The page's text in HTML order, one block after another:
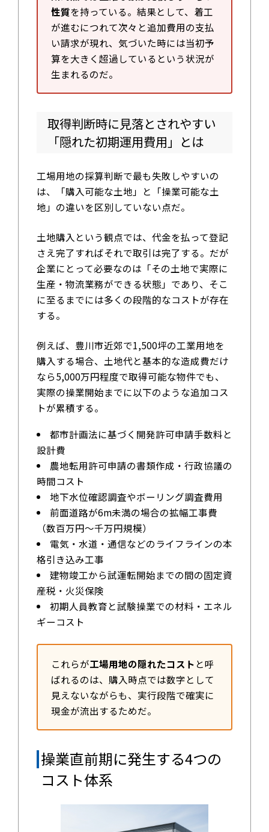
性質を持っている。結果として、着工
が進むにつれて次々と追加費用の支払
い請求が現れ、気づいた時には当初予
算を大きく超過しているという状況が
生まれるのだ。
取得判断時に見落とされやすい
「隠れた初期運用費用」とは
工場用地の採算判断で最も失敗しやすいの
は、「購入可能な土地」と「操業可能な土
地」の違いを区別していない点だ。
土地購入という観点では、代金を払って登記
さえ完了すればそれで取引は完了する。だが
企業にとって必要なのは「その土地で実際に
生産・物流業務ができる状態」であり、そこ
に至るまでには多くの段階的なコストが存在
する。
例えば、豊川市近郊で1,500坪の工業用地を
購入する場合、土地代と基本的な造成費だけ
なら5,000万円程度で取得可能な物件でも、
実際の操業開始までに以下のような追加コス
トが累積する。
都市計画法に基づく開発許可申請手数料と
設計費
農地転用許可申請の書類作成・行政協議の
時間コスト
地下水位確認調査やボーリング調査費用
前面道路が6m未満の場合の拡幅工事費
（数百万円〜千万円規模）
電気・水道・通信などのライフラインの本
格引き込み工事
建物竣工から試運転開始までの間の固定資
産税・火災保険
初期人員教育と試験操業での材料・エネル
ギーコスト
これらが工場用地の隠れたコスト と呼
ばれるのは、購入時点では数字として
見えないながらも、実行段階で確実に
現金が流出するためだ。
操業直前期に発生する4つの
コスト体系